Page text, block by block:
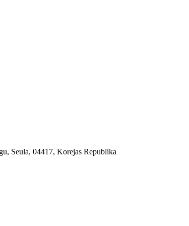
Seula, 04417, Korejas Republika